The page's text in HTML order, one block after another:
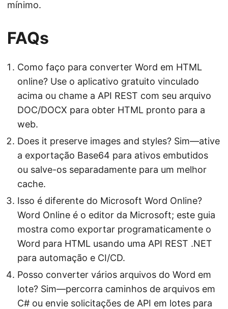
mínimo.
FAQs
Como faço para converter Word em HTML
online? Use o aplicativo gratuito vinculado
acima ou chame a API REST com seu arquivo
DOC/DOCX para obter HTML pronto para a
web.
Does it preserve images and styles? Sim—ative
a exportação Base64 para ativos embutidos
ou salve-os separadamente para um melhor
cache.
Isso é diferente do Microsoft Word Online?
Word Online é o editor da Microsoft; este guia
mostra como exportar programaticamente o
Word para HTML usando uma API REST .NET
para automação e CI/CD.
Posso converter vários arquivos do Word em
lote? Sim—percorra caminhos de arquivos em
C# ou envie solicitações de API em lotes para